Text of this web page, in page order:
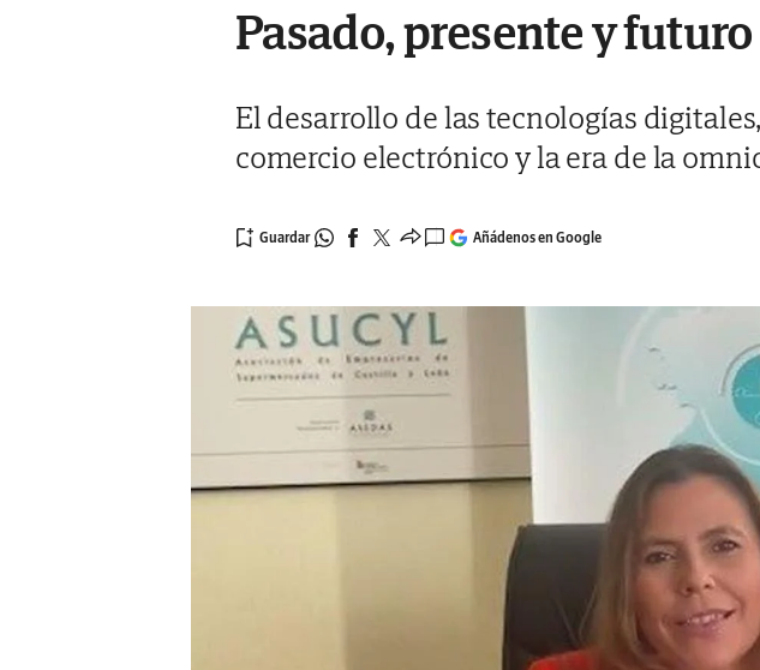
Pasado, presente y
El desarrollo de las tecnologías
comercio electrónico y la era de la
Añádenos en Google